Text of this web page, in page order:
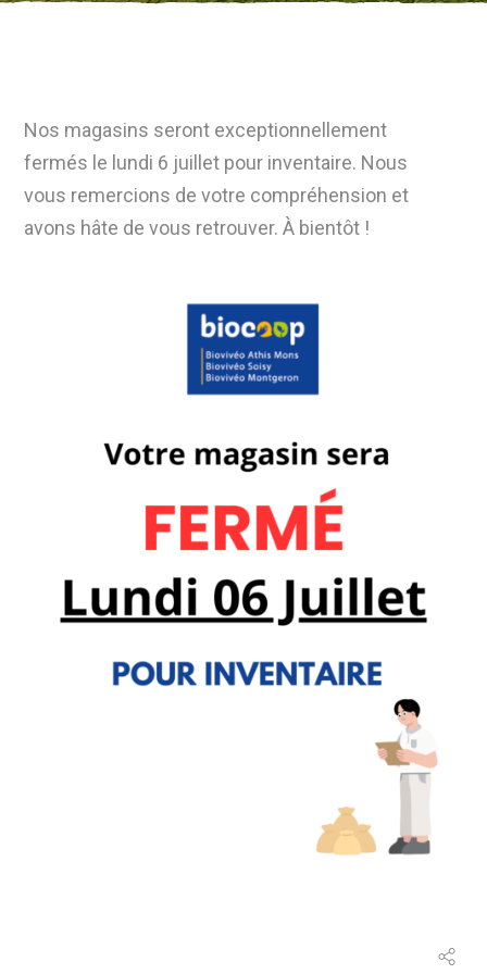
Nos magasins seront exceptionnellement
fermés le lundi 6 juillet pour inventaire. Nous
vous remercions de votre compréhension et
avons hâte de vous retrouver. À bientôt !